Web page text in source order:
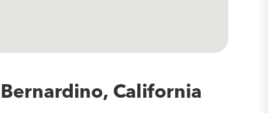
California